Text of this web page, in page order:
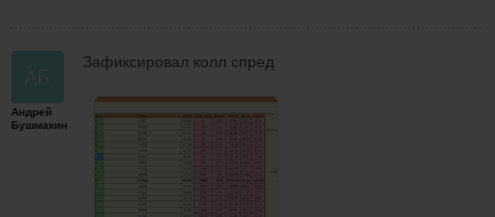
Андрей
Бушмакин
Зафиксировал колл спред